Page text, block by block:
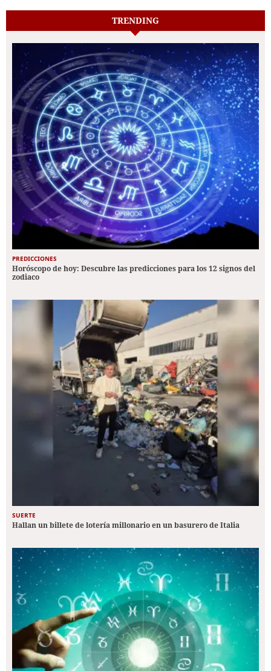
TRENDING
PREDICCIONES
Horóscopo de hoy: Descubre las predicciones para los 12 signos del
zodiaco
SUERTE
Hallan un billete de lotería millonario en un basurero de Italia